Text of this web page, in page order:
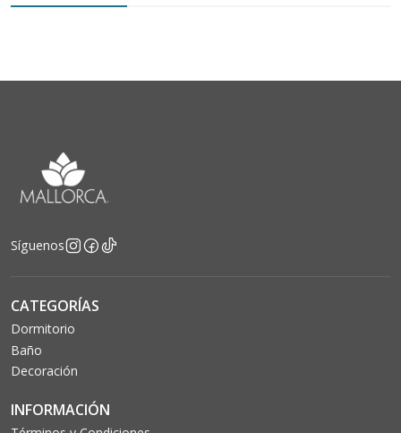
Síguenos
CATEGORÍAS
Dormitorio
Baño
Decoración
INFORMACIÓN